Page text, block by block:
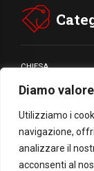
Diamo
Utilizziamo i
navigazione,
analizzare il
acconsenti al
CHIESA
CARITÁ
CULTURA